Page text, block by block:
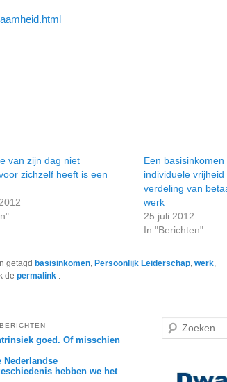
van zijn dag niet
zichzelf heeft is een
Een
individuele
verdeling van
werk
25 juli 2012
In "Berichten"
getagd basisinkomen, Persoonlijk Leiderschap, werk,
de permalink .
goed. Of misschien
Nederlandse
hebben we het
e